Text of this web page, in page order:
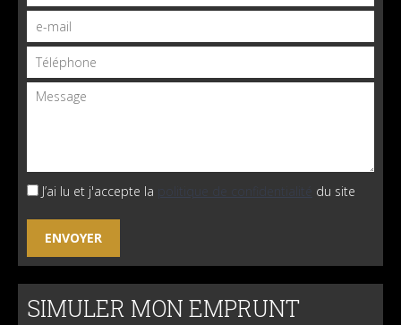
J’ai lu et j'accepte la politique de confidentialité du site
SIMULER MON EMPRUNT